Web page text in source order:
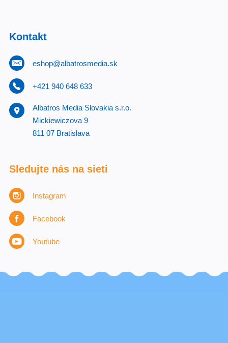
Kontakt
eshop@albatrosmedia.sk
+421 940 648 633
Albatros Media Slovakia s.r.o.
Mickiewiczova 9
811 07 Bratislava
Sledujte nás na sieti
Instagram
Facebook
Youtube